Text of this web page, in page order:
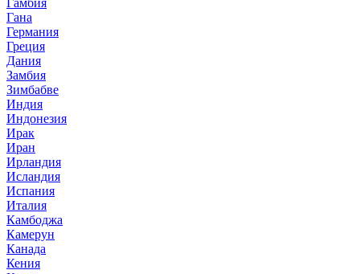
Гамбия
Гана
Германия
Греция
Дания
Замбия
Зимбабве
Индия
Индонезия
Ирак
Иран
Ирландия
Исландия
Испания
Италия
Камбоджа
Камерун
Канада
Кения